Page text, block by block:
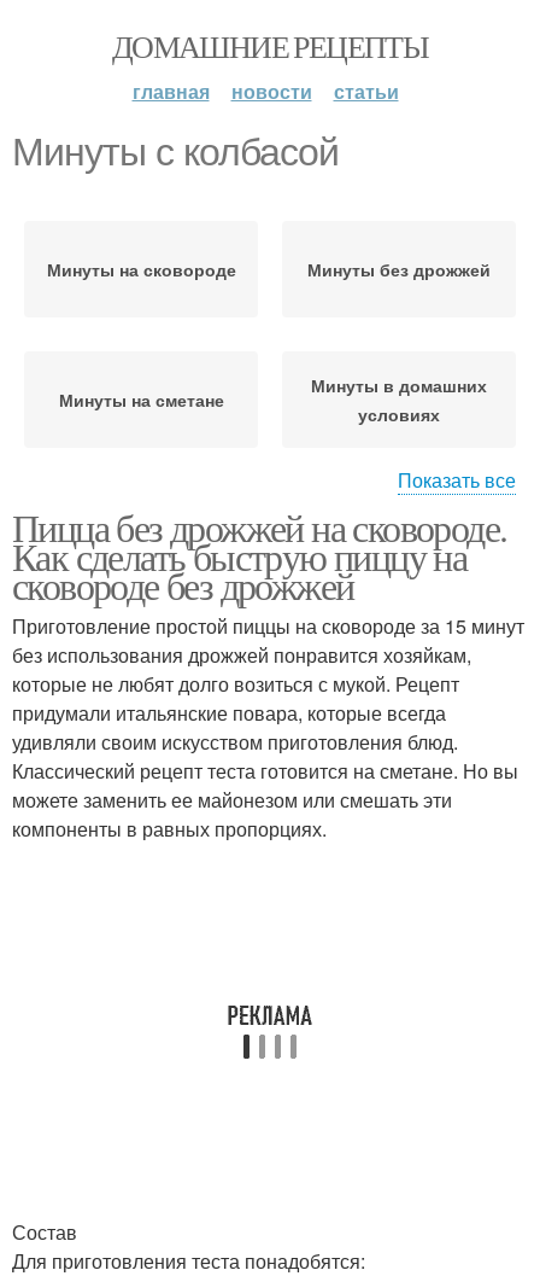
ДОМАШНИЕ РЕЦЕПТЫ
главная новости статьи
Минуты с колбасой
Минуты на сковороде Минуты без дрожжей
Минуты на сметане
Минуты в домашних
условиях
Минуты по пошаговому
рецепту
Показать все
Пицца без дрожжей на сковороде.
Как сделать быструю пиццу на
сковороде без дрожжей
Приготовление простой пиццы на сковороде за 15 минут
без использования дрожжей понравится хозяйкам,
которые не любят долго возиться с мукой. Рецепт
придумали итальянские повара, которые всегда
удивляли своим искусством приготовления блюд.
Классический рецепт теста готовится на сметане. Но вы
можете заменить ее майонезом или смешать эти
компоненты в равных пропорциях.
Состав
Для приготовления теста понадобятся: